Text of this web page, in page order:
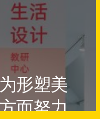
形塑美
而努力